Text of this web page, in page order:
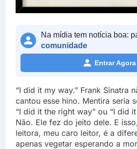
Na mídia tem notícia boa:
comunidade
Entrar Agora
“I did it my way.” Frank Sinatra
cantou esse hino. Mentira seria
“I did it the right way” ou “I did
Não. Ele fez do jeito dele. E
leitora, meu caro leitor, é a
apenas vegetar esperando a